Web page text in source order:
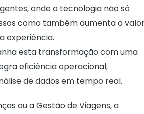
onde a tecnologia não só
como também aumenta o
experiência.
esta transformação com uma
eficiência operacional,
de dados em tempo real.
ou a Gestão de Viagens, a